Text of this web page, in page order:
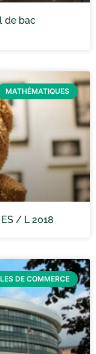
de bac
MATHÉMATIQUES
/ L 2018
DE COMMERCE